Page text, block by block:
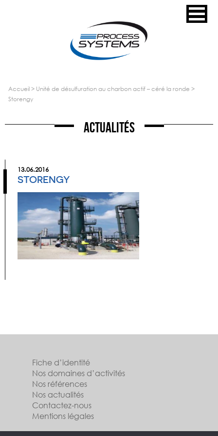
accueil> unité de désulfuration au charbon actif – céré la ronde >
storengy
Actualités
13.06.2016
STORENGY
Fiche d’identité
Nos domaines d’activités
Nos références
Nos actualités
Contactez-nous
Mentions légales